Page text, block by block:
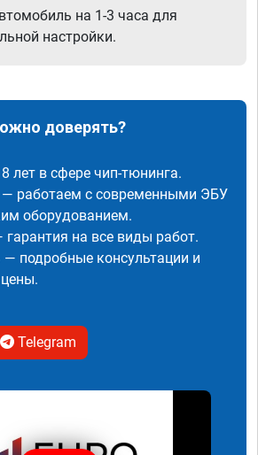
на 1-3 часа для
настройки.
доверять?
лет в сфере чип-тюнинга.
— работаем с современными ЭБУ
оборудованием.
на все виды работ.
— подробные консультации и
Telegram